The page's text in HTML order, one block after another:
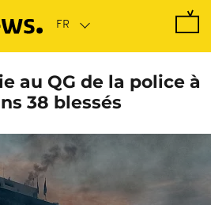
au QG de la police à
38 blessés